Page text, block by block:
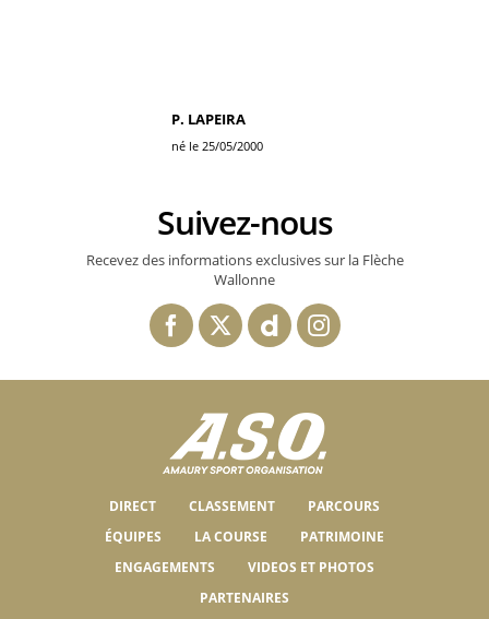
P. LAPEIRA
né le 25/05/2000
Suivez-nous
Recevez des informations exclusives sur la Flèche
Wallonne
DIRECT CLASSEMENT
PARCOURS
ÉQUIPES
LA COURSE
PATRIMOINE
ENGAGEMENTS
VIDEOS ET PHOTOS
PARTENAIRES